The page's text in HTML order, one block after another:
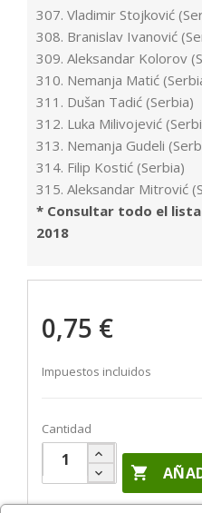
307. Vladimir Stojković
308. Branislav Ivanović
309. Aleksandar Kolorov
310. Nemanja Matić
311. Dušan Tadić (Serbia)
312. Luka Milivojević
313. Nemanja Gudeli
314. Filip Kostić (Serbia)
315. Aleksandar Mitrović
* Consultar todo el
2018
0,75 €
Impuestos incluidos
Cantidad
